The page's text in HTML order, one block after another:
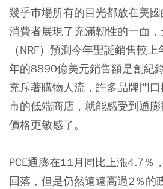
幾乎市場所有的目光都放在美
消費者展現了充滿韌性的一面
（NRF）預測今年聖誕銷售較
年的8890億美元銷售額是創紀
充斥著購物人流，許多品牌門
市的低端商店，就能感受到通
價格更敏感了。
PCE通膨在11月同比上漲4.7％
回落，但是仍然遠遠高過2％的